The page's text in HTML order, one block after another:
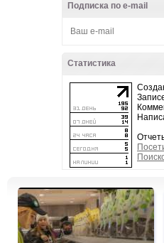
Подписка по e-mail
Статистика